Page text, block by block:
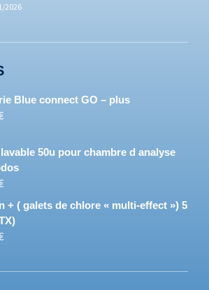
2026
Blue connect GO – plus
50u pour chambre d analyse
+ ( galets de chlore « multi-effect ») 5